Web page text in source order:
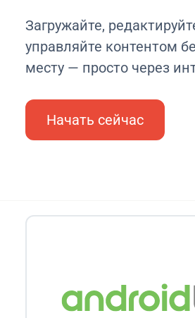
Загружайте,
управляйте контентом
месту — просто через
Начать сейчас